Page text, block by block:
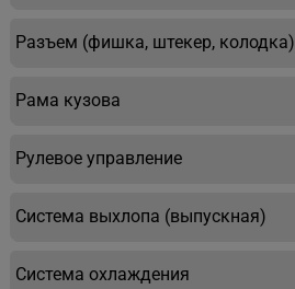
Разъем (фишка, штекер, колодка)
Рама кузова
Рулевое управление
Система выхлопа (выпускная)
Система охлаждения